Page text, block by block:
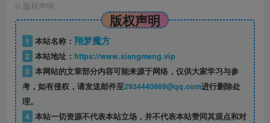
© 版权声明
版权声明
1 本站名称： 翔梦魔方
2 本站地址： https://www.xiangmeng.vip
3 本网站的文章部分内容可能来源于网络，仅供大家学习与参
考，如有侵权，请发送邮件至2934440669@qq.com进行删除处
理。
4 本站一切资源不代表本站立场，并不代表本站赞同其观点和对